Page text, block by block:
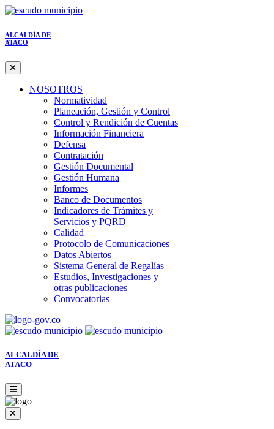
ALCALDÍA DE
ATACO
NOSOTROS
Normatividad
Planeación, Gestión y Control
Control y Rendición de Cuentas
Información Financiera
Defensa
Contratación
Gestión Documental
Gestión Humana
Informes
Banco de Documentos
Indicadores de Trámites y
Servicios y PQRD
Calidad
Protocolo de Comunicaciones
Datos Abiertos
Sistema General de Regalías
Estudios, Investigaciones y
otras publicaciones
Convocatorias
ALCALDÍA DE
ATACO